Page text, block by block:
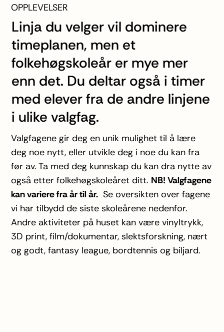
OPPLEVELSER
Linja du velger vil dominere
timeplanen, men et
folkehøgskoleår er mye mer
enn det. Du deltar også i timer
med elever fra de andre linjene
i ulike valgfag.
Valgfagene gir deg en unik mulighet til å lære
deg noe nytt, eller utvikle deg i noe du kan fra
før av. Ta med deg kunnskap du kan dra nytte av
også etter folkehøgskoleåret ditt. NB! Valgfagene
kan variere fra år til år. Se oversikten over fagene
vi har tilbydd de siste skoleårene nedenfor.
Andre aktiviteter på huset kan være vinyltrykk,
3D print, film/dokumentar, slektsforskning, nært
og godt, fantasy league, bordtennis og biljard.